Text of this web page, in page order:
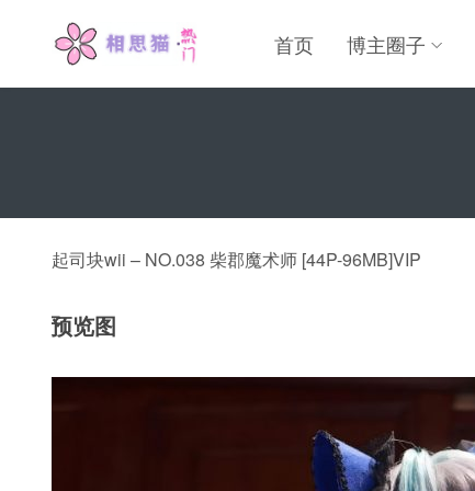
首页 博主圈子
起司块wii – NO.038 柴郡魔术师 [44P-96MB]VIP
预览图